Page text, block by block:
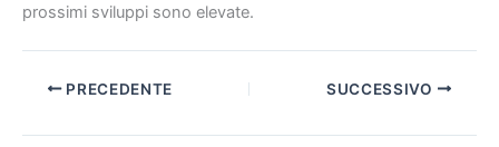
prossimi sviluppi sono elevate.
PRECEDENTE SUCCESSIVO